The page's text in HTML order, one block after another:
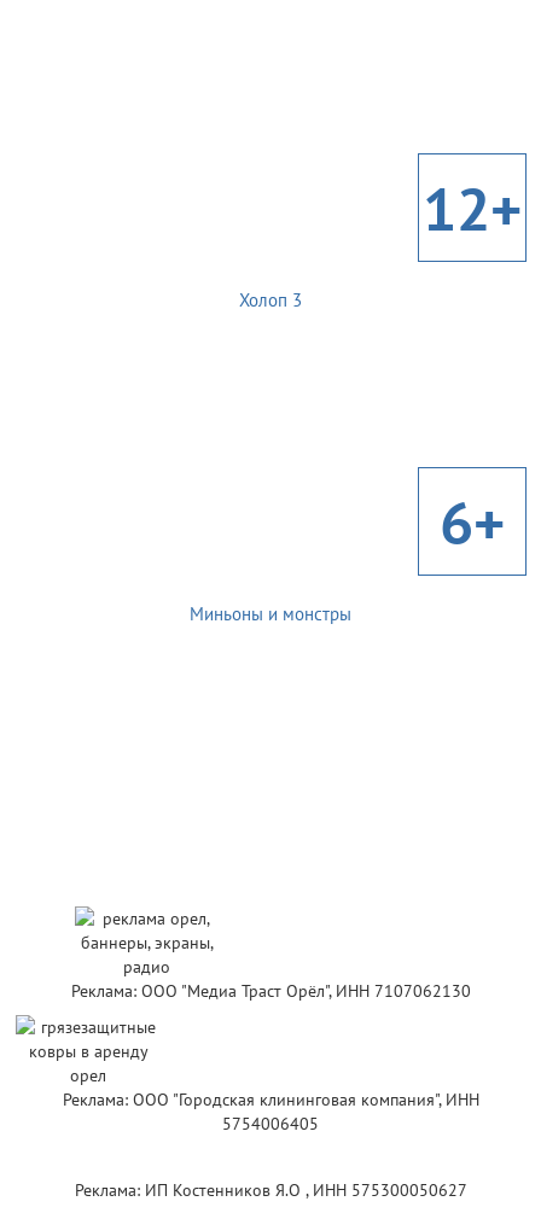
12+
Холоп 3
6+
Миньоны и монстры
Реклама: ООО "Медиа Траст Орёл", ИНН 7107062130
Реклама: ООО "Городская клининговая компания", ИНН
5754006405
Реклама: ИП Костенников Я.О , ИНН 575300050627